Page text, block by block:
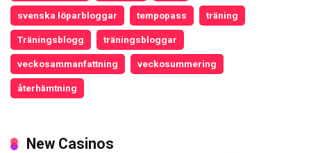
svenska löparbloggar tempopass träning
Träningsblogg träningsbloggar
veckosammanfattning veckosummering
återhämtning
New Casinos